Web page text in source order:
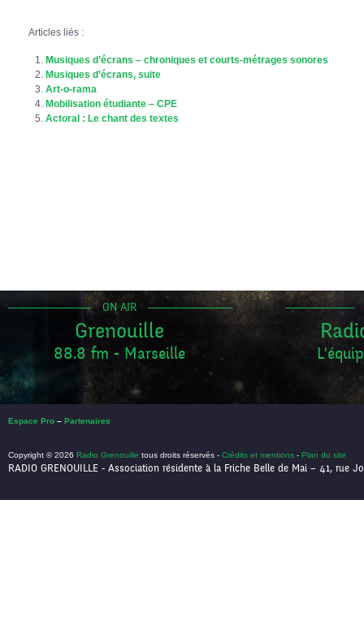
Articles liés :
Musiques d’écrans – chroniques et courts-métrages sonores
Musiques d’écrans, suite
Art-o-rama
Mobilisation étudiante – CPE
Actoral : Le chant des textes
ON AIR
Grenouille
88.8 fm - Marseille
Espace Pro – Partenaires
Copyright © 2026 Radio Grenouille tous droits réservés - Crédits et mentions - Plan du site
RADIO GRENOUILLE - Association résidente à la Friche Belle de Mai – 41, rue